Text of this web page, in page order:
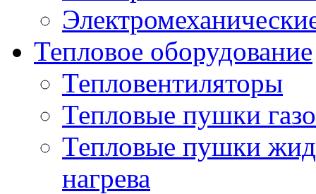
Тепловое оборудование
Тепловентиляторы
Тепловые пушки
Тепловые пушки
нагрева